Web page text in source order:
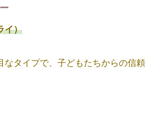
イ）
なタイプで、子どもたちからの信頼